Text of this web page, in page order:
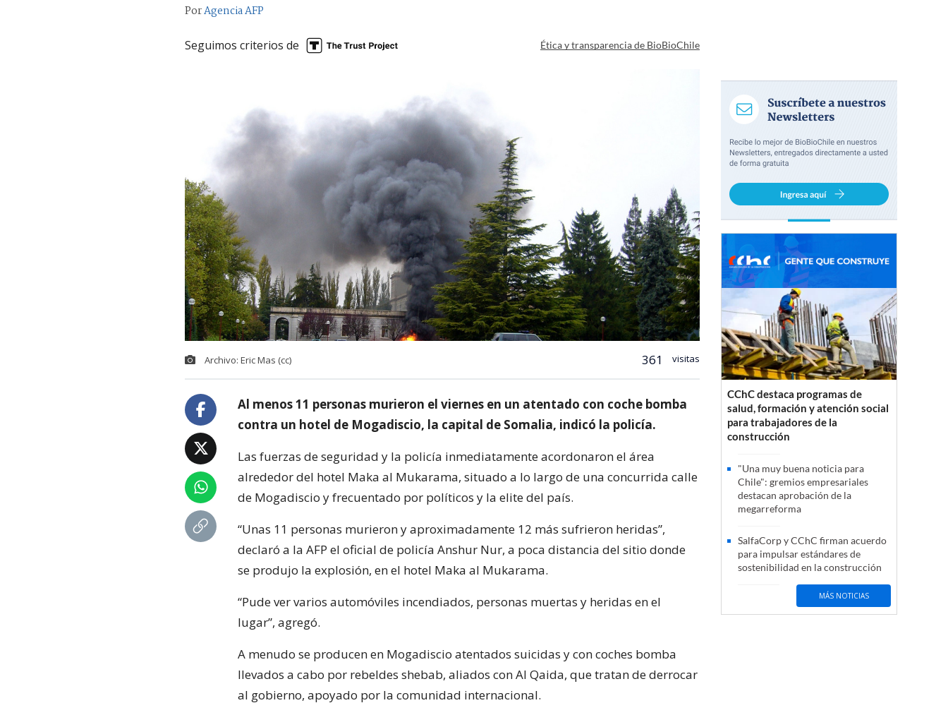
PorAgencia AFP
Seguimos criterios de Ética y transparencia de BioBioChile
Archivo: Eric Mas (cc) 361 visitas
Al menos 11 personas murieron el viernes en un atentado con coche bomba
contra un hotel de Mogadiscio, la capital de Somalia, indicó la policía.
Las fuerzas de seguridad y la policía inmediatamente acordonaron el área
alrededor del hotel Maka al Mukarama, situado a lo largo de una concurrida calle
de Mogadiscio y frecuentado por políticos y la elite del país.
“Unas 11 personas murieron y aproximadamente 12 más sufrieron heridas”,
declaró a la AFP el oficial de policía Anshur Nur, a poca distancia del sitio donde
se produjo la explosión, en el hotel Maka al Mukarama.
“Pude ver varios automóviles incendiados, personas muertas y heridas en el
lugar”, agregó.
A menudo se producen en Mogadiscio atentados suicidas y con coches bomba
llevados a cabo por rebeldes shebab, aliados con Al Qaida, que tratan de derrocar
al gobierno, apoyado por la comunidad internacional.
CChC destaca programas de
salud, formación y atención social
para trabajadores de la
construcción
"Una muy buena noticia para
Chile": gremios empresariales
destacan aprobación de la
megarreforma
SalfaCorp y CChC firman acuerdo
para impulsar estándares de
sostenibilidad en la construcción
MÁS NOTICIAS